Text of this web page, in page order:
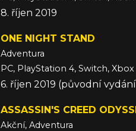
8. říjen 2019
ONE NIGHT STAND
Adventura
PC, PlayStation 4, Switch,
6. říjen 2019 (původní vydání
ASSASSIN'S CREED
Akční, Adventura